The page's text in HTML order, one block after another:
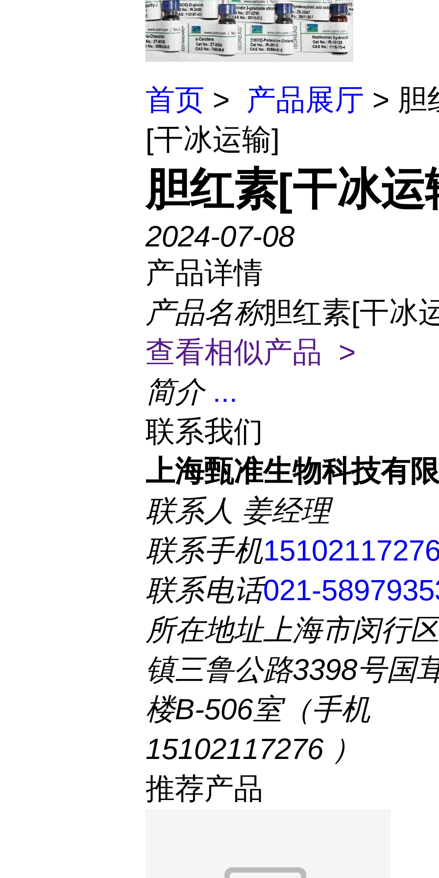
首页 > 产品展厅 > 胆
[干冰运输]
胆红素[干冰运
2024-07-08
产品详情
产品名称胆红素[干冰
查看相似产品 >
简介 ...
联系我们
上海甄准生物科技有
联系人 姜经理
联系手机
联系电话021-
所在地址上海市闵行
镇三鲁公路3398号国
楼B-506室（手机
15102117276 ）
推荐产品